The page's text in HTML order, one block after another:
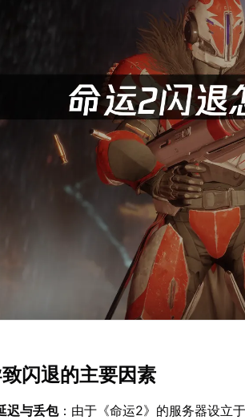
闪退的主要因素
迟与丢包：由于《命运2》的服务器设立